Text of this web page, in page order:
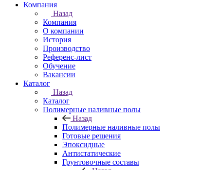
Компания
Назад
Компания
О компании
История
Производство
Референс-лист
Обучение
Вакансии
Каталог
Назад
Каталог
Полимерные наливные полы
Назад
Полимерные наливные полы
Готовые решения
Эпоксидные
Антистатические
Грунтовочные составы